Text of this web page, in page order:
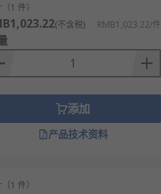
1 件）
(不含税) RMB1,023.22/件
添加
产品技术资料
1 件）